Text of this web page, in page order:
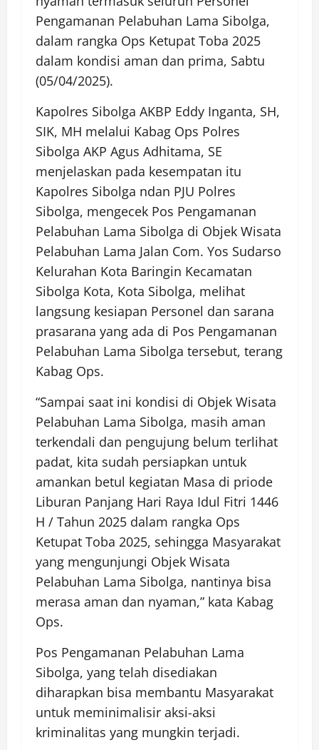
Pengamanan Pelabuhan Lama Sibolga,
dalam rangka Ops Ketupat Toba 2025
dalam kondisi aman dan prima, Sabtu
(05/04/2025).
Kapolres Sibolga AKBP Eddy Inganta, SH,
SIK, MH melalui Kabag Ops Polres
Sibolga AKP Agus Adhitama, SE
menjelaskan pada kesempatan itu
Kapolres Sibolga ndan PJU Polres
Sibolga, mengecek Pos Pengamanan
Pelabuhan Lama Sibolga di Objek Wisata
Pelabuhan Lama Jalan Com. Yos Sudarso
Kelurahan Kota Baringin Kecamatan
Sibolga Kota, Kota Sibolga, melihat
langsung kesiapan Personel dan sarana
prasarana yang ada di Pos Pengamanan
Pelabuhan Lama Sibolga tersebut, terang
Kabag Ops.
“Sampai saat ini kondisi di Objek Wisata
Pelabuhan Lama Sibolga, masih aman
terkendali dan pengujung belum terlihat
padat, kita sudah persiapkan untuk
amankan betul kegiatan Masa di priode
Liburan Panjang Hari Raya Idul Fitri 1446
H / Tahun 2025 dalam rangka Ops
Ketupat Toba 2025, sehingga Masyarakat
yang mengunjungi Objek Wisata
Pelabuhan Lama Sibolga, nantinya bisa
merasa aman dan nyaman,” kata Kabag
Ops.
Pos Pengamanan Pelabuhan Lama
Sibolga, yang telah disediakan
diharapkan bisa membantu Masyarakat
untuk meminimalisir aksi-aksi
kriminalitas yang mungkin terjadi.